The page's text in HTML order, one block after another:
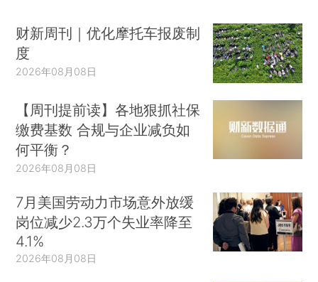
财新周刊｜优化摩托车报废制
度
2026年08月08日
【周刊提前读】各地狠抓社保
缴费基数 合规与企业减负如
何平衡？
2026年08月08日
7月美国劳动力市场意外放缓
岗位减少2.3万个失业率降至
4.1%
2026年08月08日